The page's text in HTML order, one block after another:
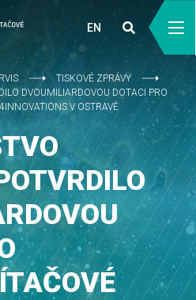
EN
TISKOVÉ ZPRÁVY
DVOUMILIARDOVOU DOTACI PRO
V OSTRAVĚ